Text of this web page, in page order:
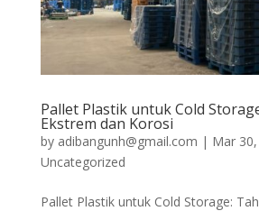
Pallet Plastik untuk Cold
Ekstrem dan Korosi
by adibangunh@gmail.com | Mar
Uncategorized
Pallet Plastik untuk Cold Storage: